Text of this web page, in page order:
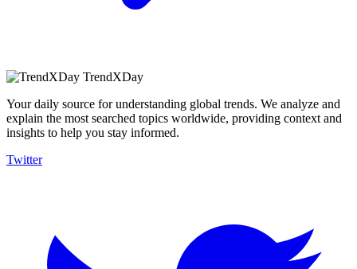
TrendXDay
Your daily source for understanding global trends. We analyze and
explain the most searched topics worldwide, providing context and
insights to help you stay informed.
Twitter